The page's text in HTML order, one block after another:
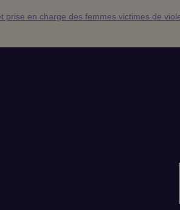
prise en charge des femmes victimes de